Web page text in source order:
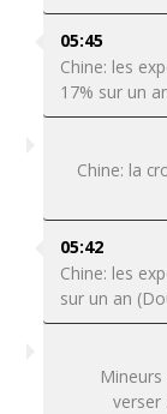
05:45
Chine: les
17% sur un
Chine: la
05:42
Chine: les
sur un an
verser